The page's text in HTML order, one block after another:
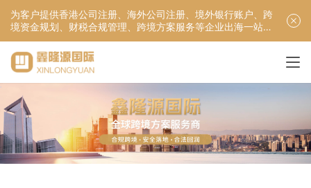
为客户提供香港公司注册、海外公司注册、境外银行账户、跨
境资金规划、财税合规管理、跨境方案服务等企业出海一站式
服务！